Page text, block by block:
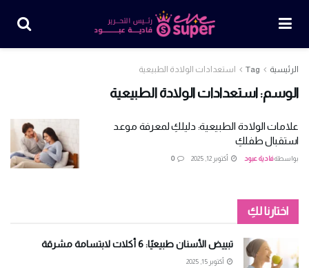
الرئيسية Tag استعدادات الولادة الطبيعية
الوسم:استعدادات الولادة الطبيعية
علامات الولادة الطبيعية: دليلكِ لمعرفة موعد
استقبال طفلكِ
بواسطةفادية عبود أكتوبر 12, 2025 0
اختارنا لكِ
تبييض الأسنان طبيعيًا: 6 أكلات لابتسامة مشرقة
أكتوبر 15, 2025